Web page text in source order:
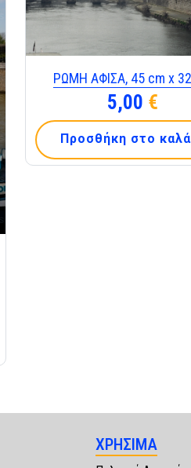
ΡΩΜΗ ΑΦΙΣΑ, 45 cm x
5,00 €
Προσθήκη στο
ΧΡΗΣΙΜΑ